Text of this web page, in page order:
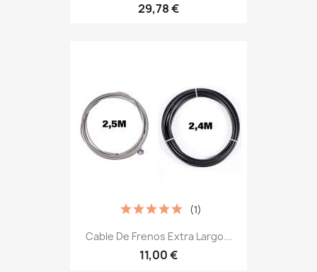
29,78 €
Cable De Frenos Extra Largo...
11,00 €
(1)